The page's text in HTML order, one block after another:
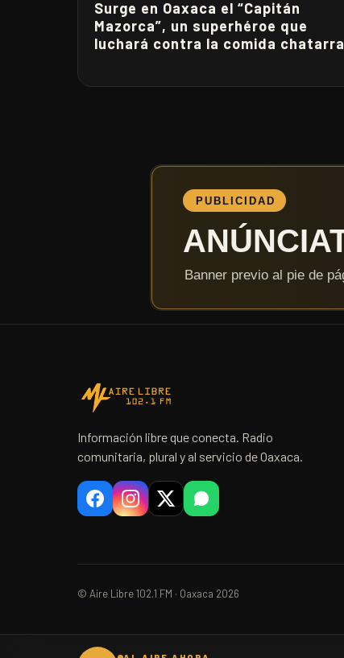
Surge en Oaxaca el “Capitán
Mazorca”, un superhéroe que
luchará contra la comida chatarra
Información libre que conecta. Radio
comunitaria, plural y al servicio de Oaxaca.
© Aire Libre 102.1 FM · Oaxaca 2026